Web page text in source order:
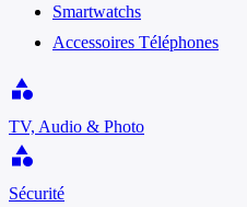
Smartwatchs
Accessoires Téléphones
category
TV, Audio & Photo
category
Sécurité